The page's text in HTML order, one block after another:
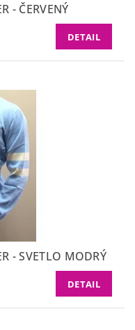
- ČERVENÝ
DETAIL
- SVETLO MODRÝ
DETAIL